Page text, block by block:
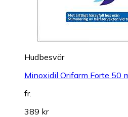
Hudbesvär
Minoxidil Orifarm Forte 50
fr.
389 kr